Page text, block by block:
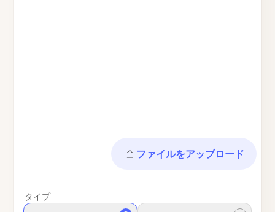
ファイルをアップロード
タイプ